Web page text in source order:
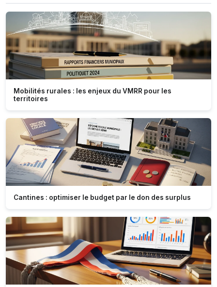
Mobilités rurales : les enjeux du VMRR pour les
territoires
Cantines : optimiser le budget par le don des surplus